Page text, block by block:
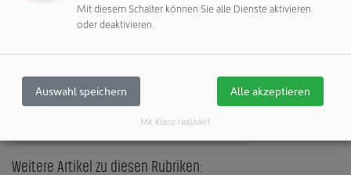
Pfeiffer Vacuum+Fab Solutions
Veröffentlichungen:
Weitere Artikel zu diesen Rubriken:
Mit diesem Schalter können Sie alle Dienste aktivieren
oder deaktivieren.
Auswahl speichern Alle akzeptieren
Mit Klaro realisiert